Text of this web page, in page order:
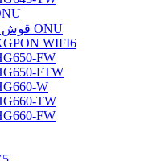
HUANET قوش گۇرۇپپا ONU
WIFI6
FW
FTW
W
TW
FW